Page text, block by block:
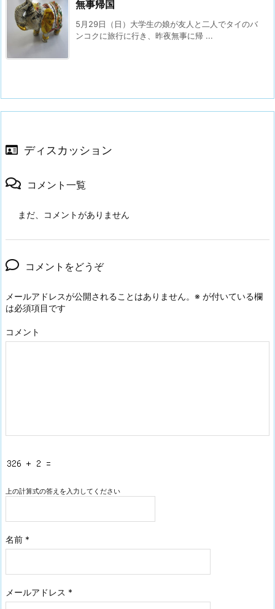
無事帰国
5月29日（日）大学生の娘が友人と二人でタイのバ
ンコクに旅行に行き、昨夜無事に帰 ...
ディスカッション
コメント一覧
まだ、コメントがありません
コメントをどうぞ
メールアドレスが公開されることはありません。 ※ が付いている欄
は必須項目です
コメント
上の計算式の答えを入力してください
名前 *
メールアドレス *